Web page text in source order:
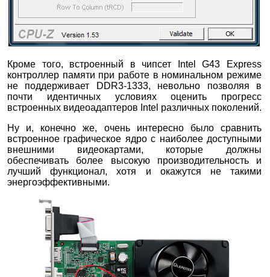
Кроме того, встроенный в чипсет Intel G43 Express
контроллер памяти при работе в номинальном режиме
не поддерживает DDR3-1333, невольно позволяя в
почти идентичных условиях оценить прогресс
встроенных видеоадаптеров Intel различных поколений.
Ну и, конечно же, очень интересно было сравнить
встроенное графическое ядро с наиболее доступными
внешними видеокартами, которые должны
обеспечивать более высокую производительность и
лучший функционал, хотя и окажутся не такими
энергоэффективными.